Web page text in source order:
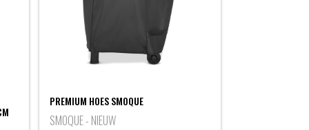
PREMIUM HOES SMOQUE
SMOQUE - NIEUW